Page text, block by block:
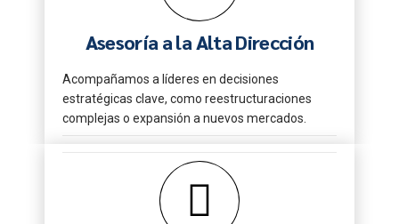
Asesoría a la Alta Dirección
Acompañamos a líderes en decisiones
estratégicas clave, como reestructuraciones
complejas o expansión a nuevos mercados.